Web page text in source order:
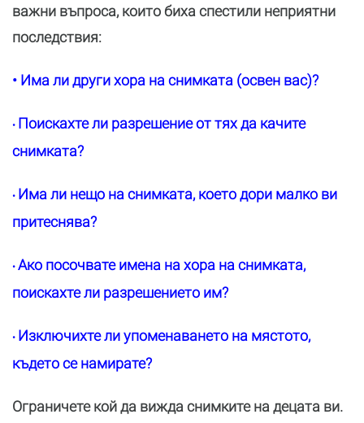
важни въпроса, които биха спестили неприятни
последствия:
• Има ли други хора на снимката (освен вас)?
• Поискахте ли разрешение от тях да качите
снимката?
• Има ли нещо на снимката, което дори малко ви
притеснява?
• Ако посочвате имена на хора на снимката,
поискахте ли разрешението им?
• Изключихте ли упоменаването на мястото,
където се намирате?
Ограничете кой да вижда снимките на децата ви.